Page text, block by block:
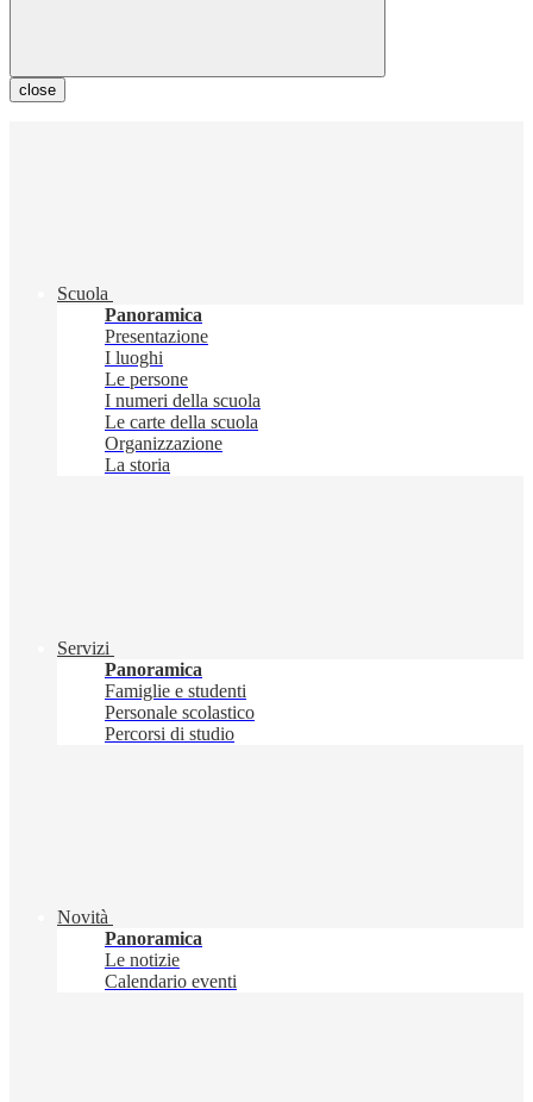
close
Scuola
Panoramica
Presentazione
I luoghi
Le persone
I numeri della scuola
Le carte della scuola
Organizzazione
La storia
Servizi
Panoramica
Famiglie e studenti
Personale scolastico
Percorsi di studio
Novità
Panoramica
Le notizie
Calendario eventi